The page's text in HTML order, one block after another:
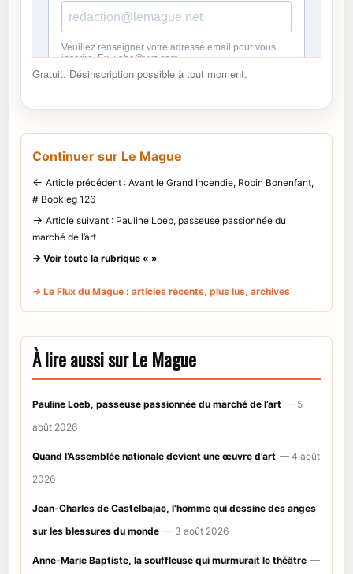
Gratuit. Désinscription possible à tout moment.
Continuer sur Le Mague
← Article précédent : Avant le Grand Incendie, Robin Bonenfant,
# Bookleg 126
→ Article suivant : Pauline Loeb, passeuse passionnée du
marché de l’art
→ Voir toute la rubrique « »
→ Le Flux du Mague : articles récents, plus lus, archives
À lire aussi sur Le Mague
Pauline Loeb, passeuse passionnée du marché de l’art — 5
août 2026
Quand l’Assemblée nationale devient une œuvre d’art — 4 août
2026
Jean-Charles de Castelbajac, l’homme qui dessine des anges
sur les blessures du monde — 3 août 2026
Anne-Marie Baptiste, la souffleuse qui murmurait le théâtre —